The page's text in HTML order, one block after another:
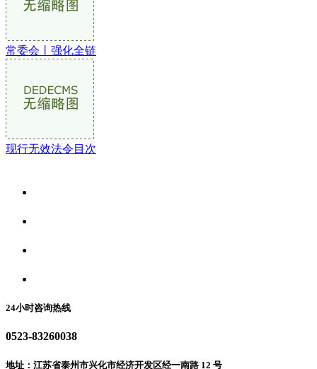
常委会丨强化全链
现行无效法令目次
24小时咨询热线
0523-83260038
地址：江苏省泰州市兴化市经济开发区经一南路 12 号